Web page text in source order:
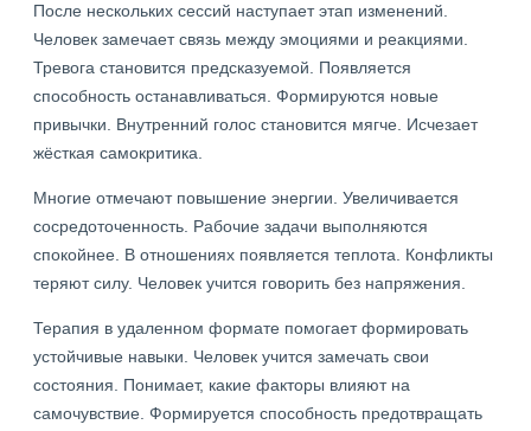
После нескольких сессий наступает этап изменений.
Человек замечает связь между эмоциями и реакциями.
Тревога становится предсказуемой. Появляется
способность останавливаться. Формируются новые
привычки. Внутренний голос становится мягче. Исчезает
жёсткая самокритика.
Многие отмечают повышение энергии. Увеличивается
сосредоточенность. Рабочие задачи выполняются
спокойнее. В отношениях появляется теплота. Конфликты
теряют силу. Человек учится говорить без напряжения.
Терапия в удаленном формате помогает формировать
устойчивые навыки. Человек учится замечать свои
состояния. Понимает, какие факторы влияют на
самочувствие. Формируется способность предотвращать